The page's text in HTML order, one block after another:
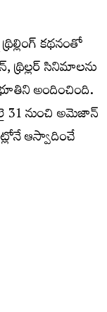
కథనంతో
థ్రిల్లర్ సినిమాలను
అందించింది.
31 నుంచి అమెజాన్
ఆస్వాదించే